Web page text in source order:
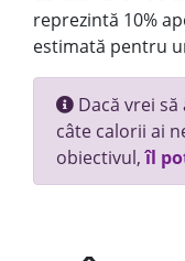
reprezintă 10%
estimată pentru
Dacă vrei
câte calorii ai
obiectivul,îl